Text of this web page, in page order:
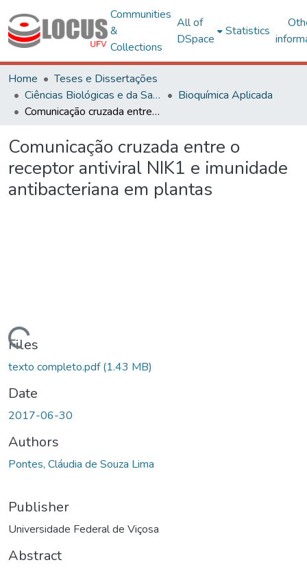
Communities
&
Collections
All of
DSpace
Statistics
Home
Teses e Dissertações
Ciências Biológicas e da Saúde
Bioquímica Aplicada
Comunicação cruzada entre o receptor antiviral NIK1 e imunidade antibacteriana em plantas
Comunicação cruzada entre o
receptor antiviral NIK1 e imunidade
antibacteriana em plantas
Files
texto completo.pdf(1.43 MB)
Date
2017-06-30
Authors
Pontes, Cláudia de Souza Lima
Publisher
Universidade Federal de Viçosa
Abstract